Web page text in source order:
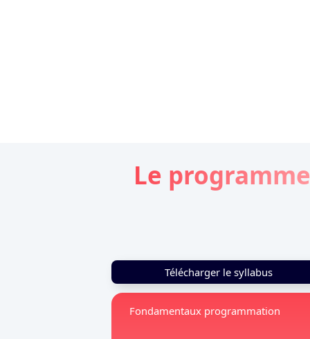
Le programme
Télécharger le syllabus
Fondamentaux programmation